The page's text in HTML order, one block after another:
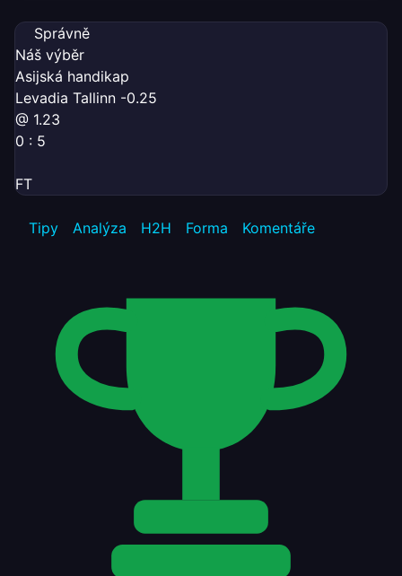
Správně
Náš výběr
Asijská handikap
Levadia Tallinn -0.25
@ 1.23
0 : 5
FT
Tipy Analýza H2H Forma Komentáře